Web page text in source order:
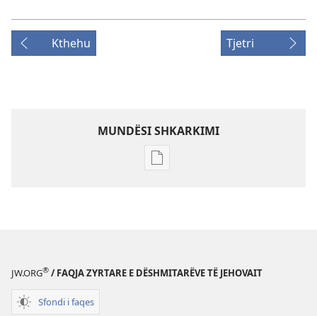
Kthehu Tjetri
MUNDËSI SHKARKIMI
Mundësitë
E
JW.ORG® / FAQJA ZYRTARE E DËSHMITARËVE TË JEHOVAIT
Sfondi i faqes